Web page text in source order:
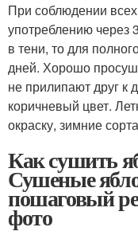
При соблюдении
употреблению через
в тени, то для
дней. Хорошо
не прилипают друг к
коричневый цвет.
окраску, зимние
Как сушить
Сушеные
пошаговый
фото